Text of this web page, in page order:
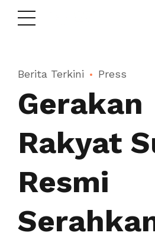
Berita Terkini Press
Gerakan
Rakyat
Resmi